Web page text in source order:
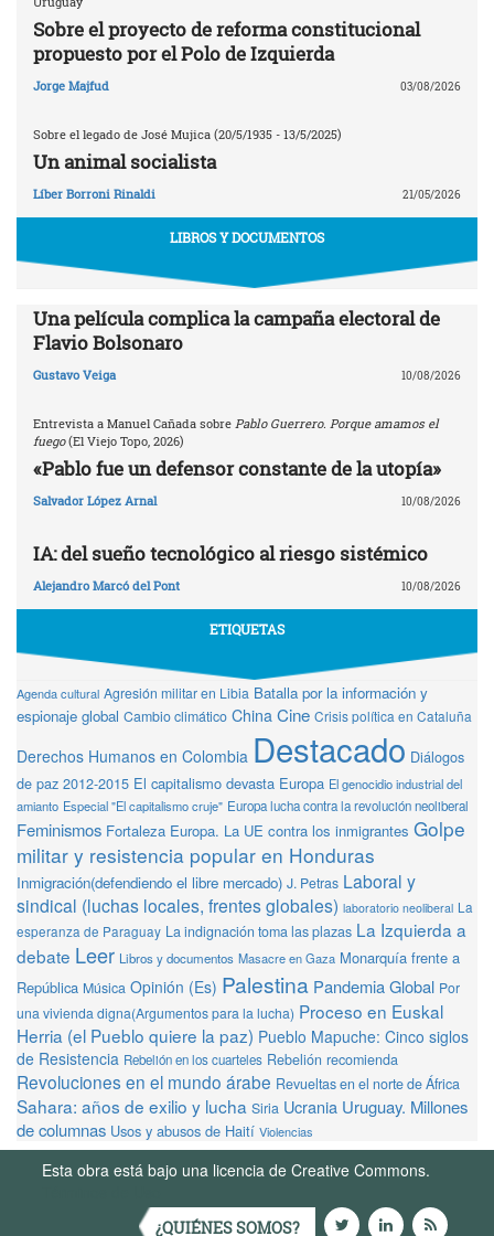
Sobre el proyecto de reforma constitucional
propuesto por el Polo de Izquierda
Jorge Majfud 03/08/2026
Sobre el legado de José Mujica (20/5/1935 - 13/5/2025)
Un animal socialista
Líber Borroni Rinaldi 21/05/2026
LIBROS Y DOCUMENTOS
Una película complica la campaña electoral de
Flavio Bolsonaro
Gustavo Veiga 10/08/2026
Entrevista a Manuel Cañada sobre Pablo Guerrero. Porque amamos el
fuego(El Viejo Topo, 2026)
«Pablo fue un defensor constante de la utopía»
Salvador López Arnal 10/08/2026
IA: del sueño tecnológico al riesgo sistémico
Alejandro Marcó del Pont 10/08/2026
ETIQUETAS
Agenda cultural Agresión militar en Libia Batalla por la información y
espionaje global Cambio climático China Cine Crisis política en Cataluña
Derechos Humanos en Colombia Destacado Diálogos
de paz 2012-2015 El capitalismo devasta Europa El genocidio industrial del
amianto Especial "El capitalismo cruje" Europa lucha contra la revolución neoliberal
Feminismos Fortaleza Europa. La UE contra los inmigrantes Golpe
militar y resistencia popular en Honduras
Inmigración(defendiendo el libre mercado) J. Petras Laboral y
sindical (luchas locales, frentes globales) laboratorio neoliberal La
esperanza de Paraguay La indignación toma las plazas La Izquierda a
debate Leer Libros y documentos Masacre en Gaza Monarquía frente a
República Música Opinión (Es) Palestina Pandemia Global Por
una vivienda digna(Argumentos para la lucha) Proceso en Euskal
Herria (el Pueblo quiere la paz) Pueblo Mapuche: Cinco siglos
de Resistencia Rebelión en los cuarteles Rebelión recomienda
Revoluciones en el mundo árabe Revueltas en el norte de África
Sahara: años de exilio y lucha Siria Ucrania Uruguay. Millones
de columnas Usos y abusos de Haití Violencias
Esta obra está bajo una licencia de Creative Commons.
¿QUIÉNES SOMOS?